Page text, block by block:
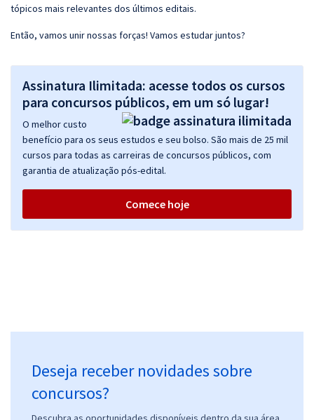
tópicos mais relevantes dos últimos editais.
Então, vamos unir nossas forças! Vamos estudar juntos?
Assinatura Ilimitada: acesse todos os cursos
para concursos públicos, em um só lugar!
O melhor custo
benefício para os seus estudos e seu bolso. São mais de 25 mil
cursos para todas as carreiras de concursos públicos, com
garantia de atualização pós-edital.
Comece hoje
Deseja receber novidades sobre
concursos?